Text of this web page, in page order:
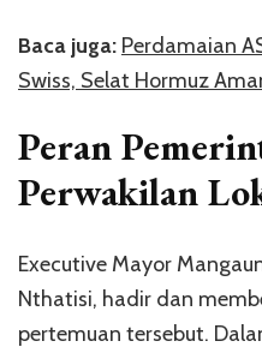
Baca juga: Perdamaian
Swiss, Selat Hormuz
Peran
Perwakilan
Executive Mayor
Nthatisi, hadir dan
pertemuan tersebut.